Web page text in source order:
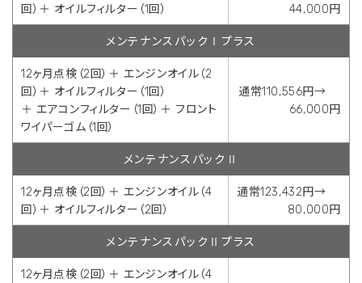
回）＋ オイルフィルター（1回）
44,000円
メンテナンスパックⅠプラス
12ヶ月点検（2回）＋ エンジンオイル（2
回）＋ オイルフィルター（1回）
＋ エアコンフィルター（1回）＋ フロント
ワイパーゴム（1回）
通常110,556円→
66,000円
メンテナンスパックⅡ
12ヶ月点検（2回）＋ エンジンオイル（4
回）＋ オイルフィルター（2回）
通常123,432円→
80,000円
メンテナンスパックⅡプラス
12ヶ月点検（2回）＋ エンジンオイル（4